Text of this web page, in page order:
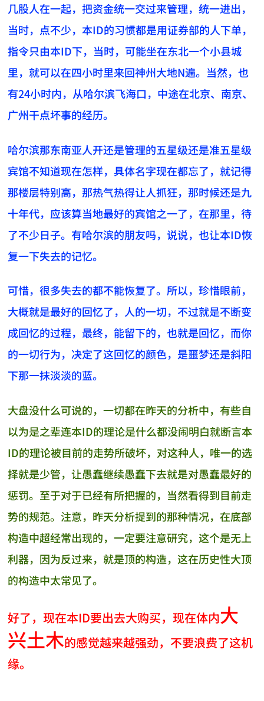
几股人在一起，把资金统一交过来管理，统一进出，
当时，点不少，本ID的习惯都是用证券部的人下单，
指令只由本ID下，当时，可能坐在东北一个小县城
里，就可以在四小时里来回神州大地N遍。当然，也
有24小时内，从哈尔滨飞海口，中途在北京、南京、
广州干点坏事的经历。
哈尔滨那东南亚人开还是管理的五星级还是准五星级
宾馆不知道现在怎样，具体名字现在都忘了，就记得
那楼层特别高，那热气热得让人抓狂，那时候还是九
十年代，应该算当地最好的宾馆之一了，在那里，待
了不少日子。有哈尔滨的朋友吗，说说，也让本ID恢
复一下失去的记忆。
可惜，很多失去的都不能恢复了。所以，珍惜眼前，
大概就是最好的回忆了，人的一切，不过就是不断变
成回忆的过程，最终，能留下的，也就是回忆，而你
的一切行为，决定了这回忆的颜色，是噩梦还是斜阳
下那一抹淡淡的蓝。
大盘没什么可说的，一切都在昨天的分析中，有些自
以为是之辈连本ID的理论是什么都没闹明白就断言本
ID的理论被目前的走势所破坏，对这种人，唯一的选
择就是少管，让愚蠢继续愚蠢下去就是对愚蠢最好的
惩罚。至于对于已经有所把握的，当然看得到目前走
势的规范。注意，昨天分析提到的那种情况，在底部
构造中超经常出现的，一定要注意研究，这个是无上
利器，因为反过来，就是顶的构造，这在历史性大顶
的构造中太常见了。
好了，现在本ID要出去大购买，现在体内大
兴土木的感觉越来越强劲，不要浪费了这机
缘。